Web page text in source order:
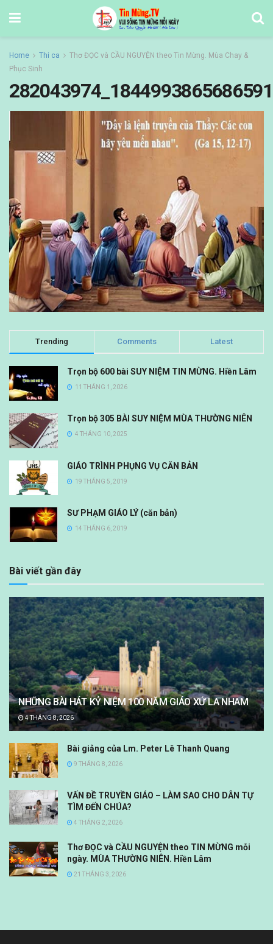
Home Thi ca
Thơ ĐỌC và CẦU NGUYỆN theo Tin Mừng. Mùa Chay &
Phục Sinh
Trending Comments Latest
Trọn bộ 600 bài SUY NIỆM TIN MỪNG. Hiền Lâm
11 THÁNG 1, 2026
Trọn bộ 305 BÀI SUY NIỆM MÙA THƯỜNG NIÊN
4 THÁNG 10, 2025
GIÁO TRÌNH PHỤNG VỤ CĂN BẢN
19 THÁNG 5, 2019
SƯ PHẠM GIÁO LÝ (căn bản)
14 THÁNG 6, 2019
Bài viết gần đây
NHỮNG BÀI HÁT KỶ NIỆM 100 NĂM GIÁO XỨ LA NHAM
4 THÁNG 8, 2026
Bài giảng của Lm. Peter Lê Thanh Quang
9 THÁNG 8, 2026
VẤN ĐỀ TRUYỀN GIÁO – LÀM SAO CHO DÂN TỰ
TÌM ĐẾN CHÚA?
4 THÁNG 2, 2026
Thơ ĐỌC và CẦU NGUYỆN theo TIN MỪNG mỗi
ngày. MÙA THƯỜNG NIÊN. Hiền Lâm
21 THÁNG 3, 2026